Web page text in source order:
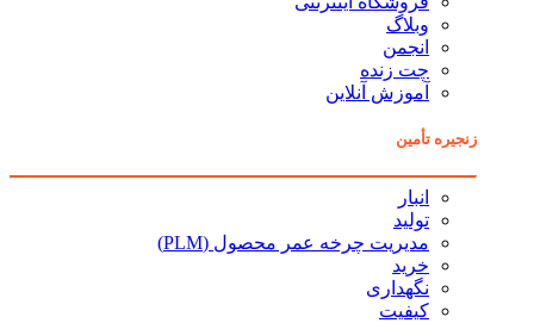
وبلاگ
انجمن
چت زنده
آموزش آنلاین
زنجیره تأمین
انبار
تولید
مدیریت چرخه عمر محصول (PLM)
خرید
نگهداری
کیفیت